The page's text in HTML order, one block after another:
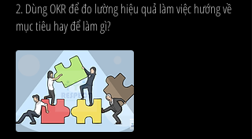
2. Dùng OKR để đo lường hiệu quả làm việc hướng về
mục tiêu hay để làm gì?